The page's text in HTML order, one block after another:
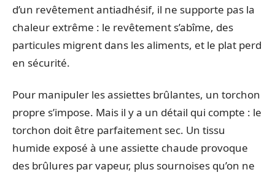
d’un revêtement antiadhésif, il ne supporte pas la
chaleur extrême : le revêtement s’abîme, des
particules migrent dans les aliments, et le plat perd
en sécurité.
Pour manipuler les assiettes brûlantes, un torchon
propre s’impose. Mais il y a un détail qui compte : le
torchon doit être parfaitement sec. Un tissu
humide exposé à une assiette chaude provoque
des brûlures par vapeur, plus sournoises qu’on ne